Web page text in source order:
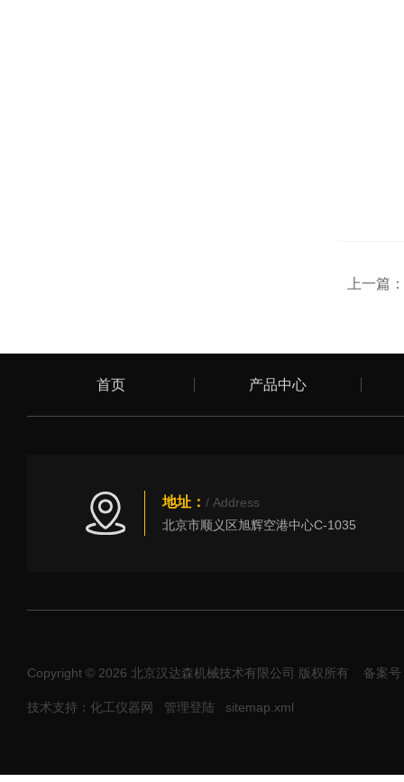
上一篇：
首页 产品中心
地址： / Address
北京市顺义区旭辉空港中心C-1035
Copyright © 2026 北京汉达森机械技术有限公司 版权所有 备案
技术支持：化工仪器网 管理登陆 sitemap.xml